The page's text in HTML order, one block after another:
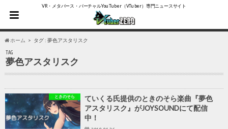
VR・メタバース・バーチャルYouTuber（VTuber）専門ニュースサイト
ホーム タグ : 夢色アスタリスク
TAG
夢色アスタリスク
ときのそら
ていくる氏提供のときのそら楽曲『夢色
アスタリスク』がJOYSOUNDにて配信
中！